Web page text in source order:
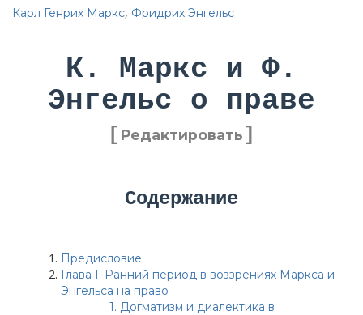
Карл Генрих Маркс, Фридрих Энгельс
К. Маркс и Ф.
Энгельс о праве
[ Редактировать]
Содержание
Предисловие
Глава I. Ранний период в воззрениях Маркса и
Энгельса на право
1. Догматизм и диалектика в